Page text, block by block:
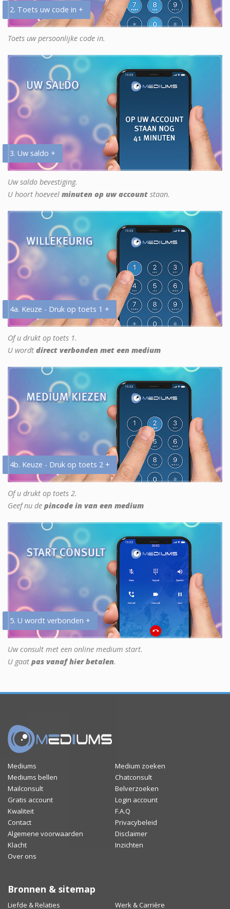
2. Toets uw code in +
Toets uw persoonlijke code in.
3. Uw saldo +
Uw saldo bevestiging.
U hoort hoeveel minuten op uw account staan.
4a. Keuze - Druk op toets 1 +
Of u drukt op toets 1.
U wordt direct verbonden met een medium
4b. Keuze - Druk op toets 2 +
Of u drukt op toets 2.
Geef nu de pincode in van een medium
5. U wordt verbonden +
Uw consult met een online medium start.
U gaat pas vanaf hier betalen.
Mediums
Medium zoeken
Mediums bellen
Chatconsult
Mailconsult
Belverzoeken
Gratis account
Login account
Kwaliteit
F.A.Q
Contact
Privacybeleid
Algemene voorwaarden
Disclaimer
Klacht
Inzichten
Over ons
Bronnen & sitemap
Liefde & Relaties Werk & Carrière